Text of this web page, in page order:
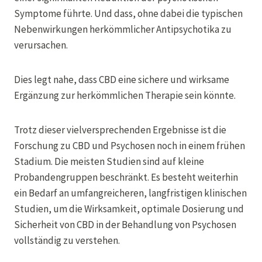
Symptome führte. Und dass, ohne dabei die typischen
Nebenwirkungen herkömmlicher Antipsychotika zu
verursachen.
Dies legt nahe, dass CBD eine sichere und wirksame
Ergänzung zur herkömmlichen Therapie sein könnte.
Trotz dieser vielversprechenden Ergebnisse ist die
Forschung zu CBD und Psychosen noch in einem frühen
Stadium. Die meisten Studien sind auf kleine
Probandengruppen beschränkt. Es besteht weiterhin
ein Bedarf an umfangreicheren, langfristigen klinischen
Studien, um die Wirksamkeit, optimale Dosierung und
Sicherheit von CBD in der Behandlung von Psychosen
vollständig zu verstehen.